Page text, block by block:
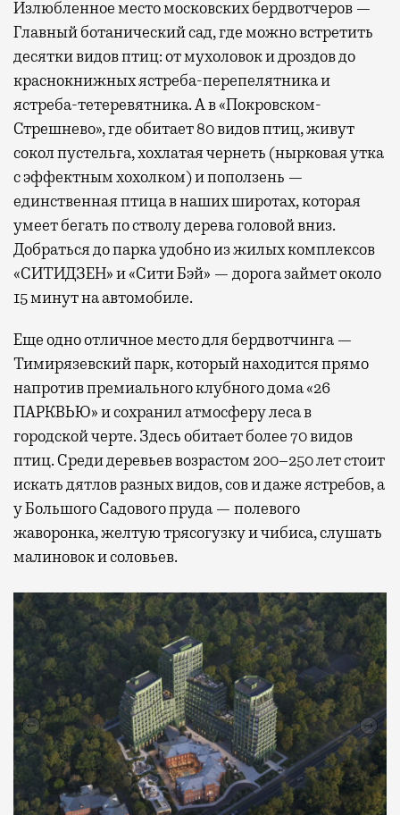
Излюбленное место московских бердвотчеров —
Главный ботанический сад, где можно встретить
десятки видов птиц: от мухоловок и дроздов до
краснокнижных ястреба-перепелятника и
ястреба-тетеревятника. А в «Покровском-
Стрешнево», где обитает 80 видов птиц, живут
сокол пустельга, хохлатая чернеть (нырковая утка
с эффектным хохолком) и поползень —
единственная птица в наших широтах, которая
умеет бегать по стволу дерева головой вниз.
Добраться до парка удобно из жилых комплексов
«СИТИДЗЕН» и «Сити Бэй» — дорога займет около
15 минут на автомобиле.
Еще одно отличное место для бердвотчинга —
Тимирязевский парк, который находится прямо
напротив премиального клубного дома «26
ПАРКВЬЮ» и сохранил атмосферу леса в
городской черте. Здесь обитает более 70 видов
птиц. Среди деревьев возрастом 200–250 лет стоит
искать дятлов разных видов, сов и даже ястребов, а
у Большого Садового пруда — полевого
жаворонка, желтую трясогузку и чибиса, слушать
малиновок и соловьев.